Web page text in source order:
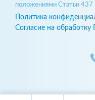
положениями Статьи 437
Политика
Согласие на обработку